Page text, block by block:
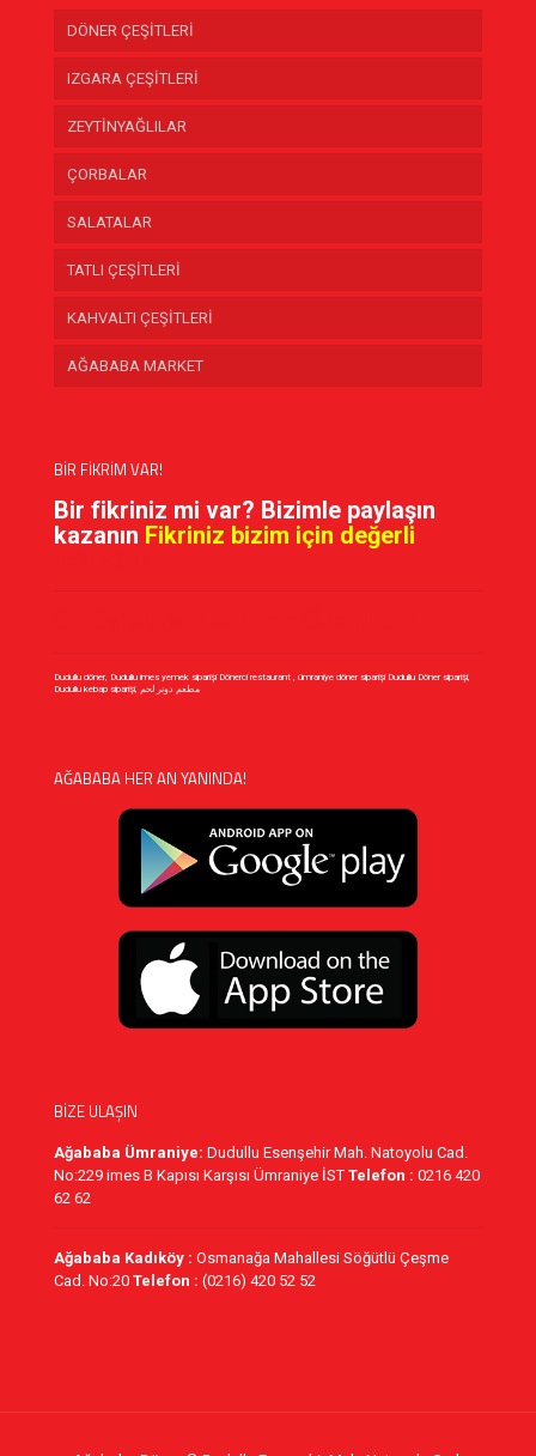
DÖNER ÇEŞİTLERİ
IZGARA ÇEŞİTLERİ
ZEYTİNYAĞLILAR
ÇORBALAR
SALATALAR
TATLI ÇEŞİTLERİ
KAHVALTI ÇEŞİTLERİ
AĞABABA MARKET
BİR FİKRİM VAR!
Bir fikriniz mi var? Bizimle paylaşın
kazanın Fikriniz bizim için değerli
Dudullu döner, Dudullu imes yemek siparişi Dönerci restaurant , ümraniye döner siparişi Dudullu Döner siparişi,
Dudullu kebap siparişi, مطعم دونر لحم
AĞABABA HER AN YANINDA!
BİZE ULAŞIN
Ağababa Ümraniye: Dudullu Esenşehir Mah. Natoyolu Cad.
No:229 imes B Kapısı Karşısı Ümraniye İST Telefon : 0216 420
62 62
Ağababa Kadıköy : Osmanağa Mahallesi Söğütlü Çeşme
Cad. No:20 Telefon : (0216) 420 52 52